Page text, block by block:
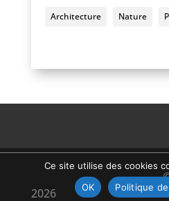
Architecture Nature
2026
Ce site utilise des cookies
OK
Politique